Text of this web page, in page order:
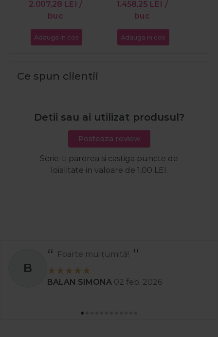
2.007,28 LEI /
buc
Adauga in cos
1.458,25 LEI /
buc
Adauga in cos
Ce spun clientii
Detii sau ai utilizat produsul?
Posteaza review
Scrie-ti parerea si castiga puncte de
loialitate in valoare de 1,00 LEI.
B
Foarte mulțumită!
BALAN SIMONA 02 feb. 2026